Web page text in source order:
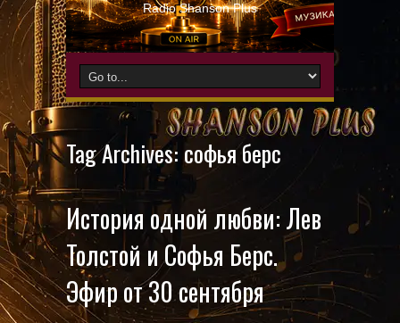
Radio Shanson Plus
Tag Archives:софья берс
История одной любви: Лев
Толстой и Софья Берс.
Эфир от 30 сентября